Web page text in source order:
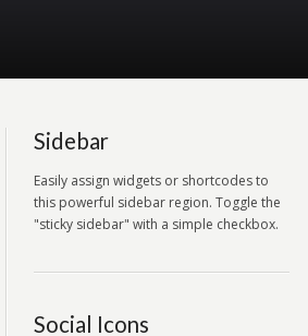
Sidebar
Easily assign widgets or shortcodes to
this powerful sidebar region. Toggle the
"sticky sidebar" with a simple checkbox.
Social Icons